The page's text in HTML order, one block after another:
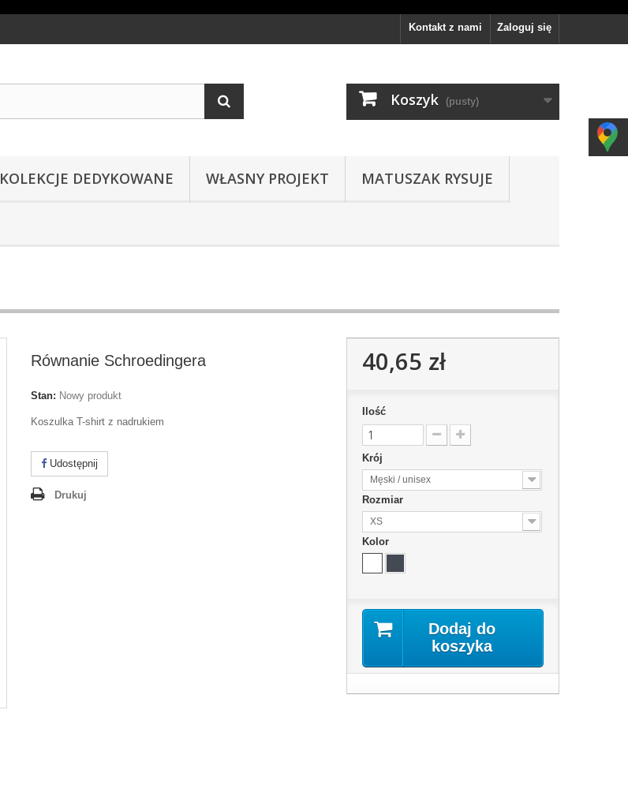
Zaloguj się
Kontakt z nami
Koszyk (pusty)
KOLEKCJE DEDYKOWANE WŁASNY PROJEKT MATUSZAK RYSUJE
Równanie Schroedingera
Stan: Nowy produkt
Koszulka T-shirt z nadrukiem
Udostępnij
Drukuj
40,65 zł
Ilość
Krój
Męski / unisex
Rozmiar
XS
Kolor
Dodaj do
koszyka